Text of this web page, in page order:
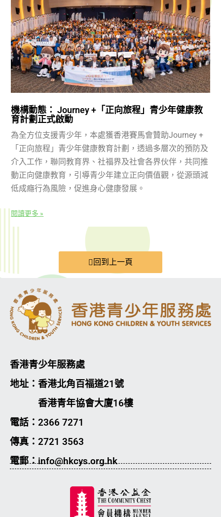
機構動態： Journey +「正向旅程」青少年健康教
育計劃正式啟動
為全方位支援青少年，本處獲香港賽馬會贊助Journey +
「正向旅程」青少年健康教育計劃，透過多層次的預防及
介入工作，聯同教育界、社福界及社會各界伙伴，共同推
動正向健康教育，引導青少年建立正向價值觀，從源頭減
低成癮行為風險，促進身心健康發展。
閱讀更多 »
回到上一頁
香港青少年服務處
地址：香港北角百福道21號
香港青年協會大廈16樓
電話：2366 7271
傳真：2721 3563
電郵：info@hkcys.org.hk